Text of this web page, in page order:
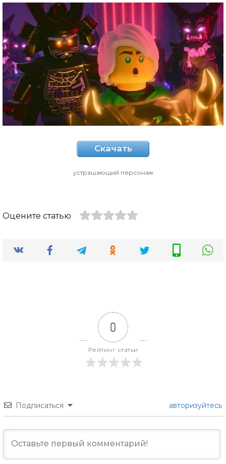
Скачать
устрашающий персонаж
Оцените статью
0
Рейтинг статьи
Подписаться авторизуйтесь